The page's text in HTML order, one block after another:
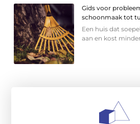
Gids voor
schoonmaak tot
Een huis dat
aan en kost